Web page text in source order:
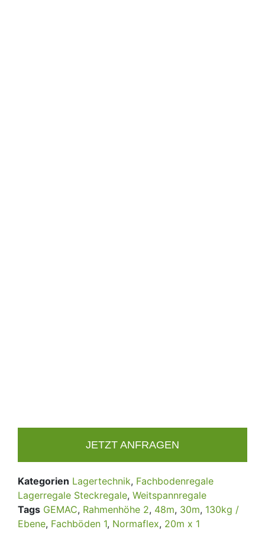
JETZT ANFRAGEN
Kategorien Lagertechnik, Fachbodenregale
Lagerregale Steckregale, Weitspannregale
Tags GEMAC, Rahmenhöhe 2, 48m, 30m, 130kg /
Ebene, Fachböden 1, Normaflex, 20m x 1